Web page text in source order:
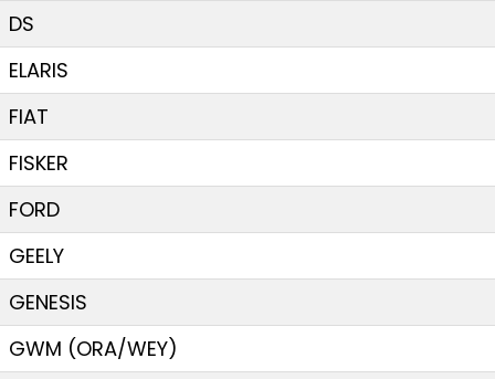
DS
ELARIS
FIAT
FISKER
FORD
GEELY
GENESIS
GWM (ORA/WEY)